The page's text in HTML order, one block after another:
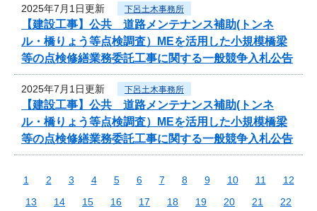
2025年7月1日更新 下呂土木事務所
【建設工事】公共 道路メンテナンス補助(トンネ
ル・橋りょう等点検調査）MEを活用した小規模橋梁
等の点検修繕業務委託工事に関する一般競争入札公告
2025年7月1日更新 下呂土木事務所
【建設工事】公共 道路メンテナンス補助(トンネ
ル・橋りょう等点検調査）MEを活用した小規模橋梁
等の点検修繕業務委託工事に関する一般競争入札公告
1 2 3 4 5 6 7 8 9 10 11
12
13
14 15 16 17 18 19 20 21
22